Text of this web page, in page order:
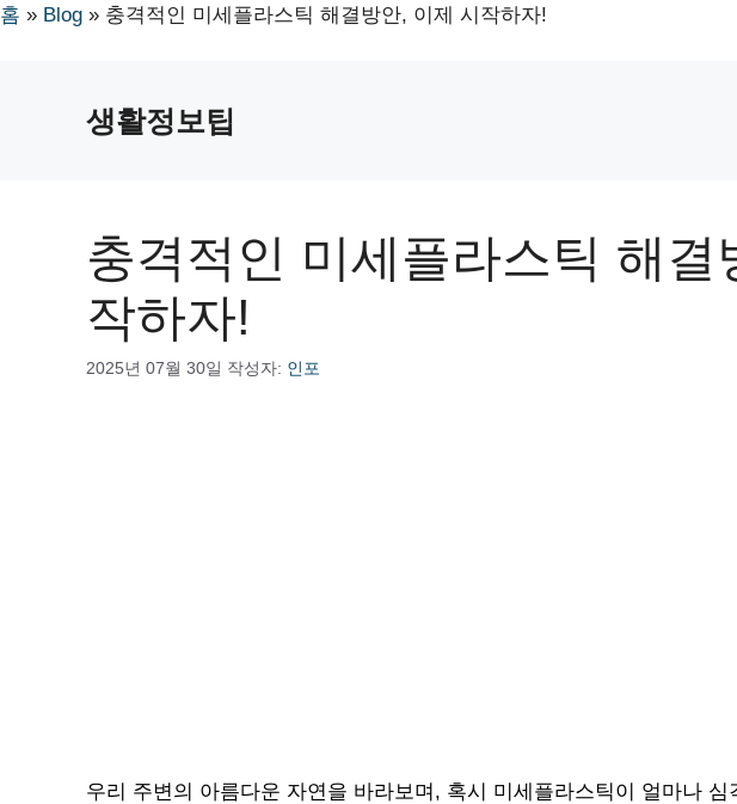
홈 » Blog » 충격적인 미세플라스틱 해결방안, 이제 시작하자!
생활정보팁
충격적인 미세플라스틱 해결
작하자!
2025년 07월 30일 작성자: 인포
우리 주변의 아름다운 자연을 바라보며, 혹시 미세플라스틱이 얼마나